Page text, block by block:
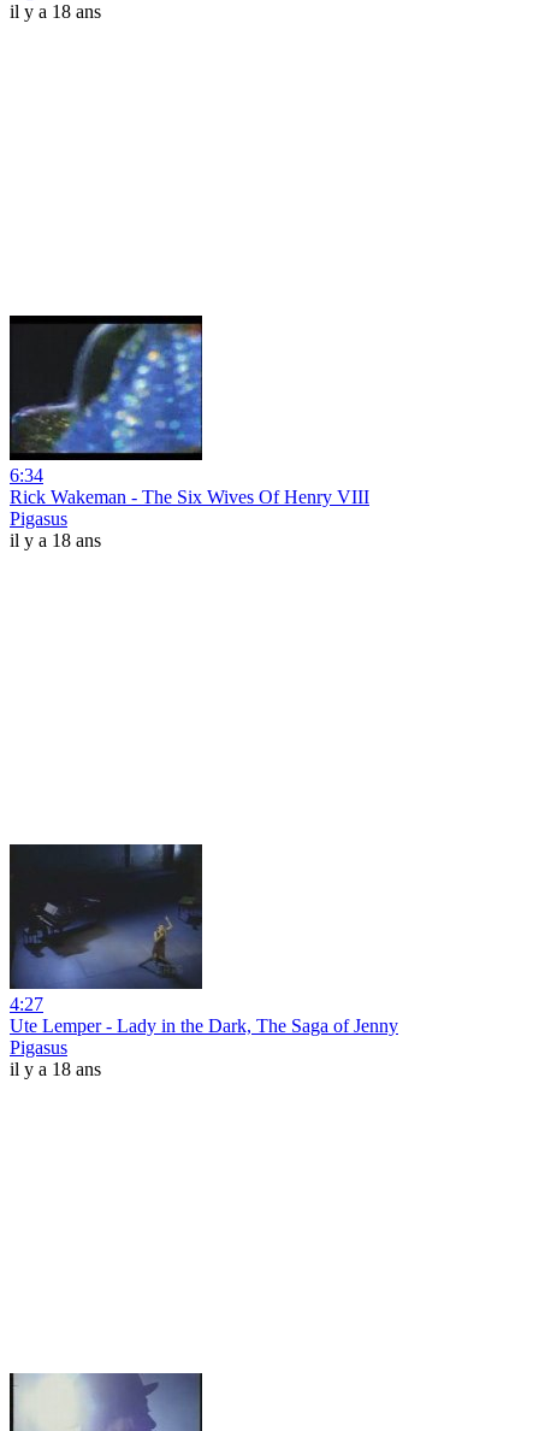
il y a 18 ans
6:34
Rick Wakeman - The Six Wives Of Henry VIII
Pigasus
il y a 18 ans
4:27
Ute Lemper - Lady in the Dark, The Saga of Jenny
Pigasus
il y a 18 ans